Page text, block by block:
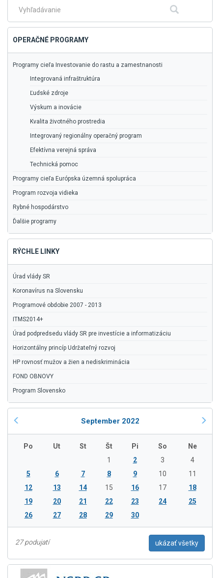
Fulltextové
Hľadať
OPERAČNÉ PROGRAMY
Programy cieľa Investovanie do rastu a zamestnanosti
Integrovaná infraštruktúra
Ľudské zdroje
Výskum a inovácie
Kvalita životného prostredia
Integrovaný regionálny operačný program
Efektívna verejná správa
Technická pomoc
Programy cieľa Európska územná spolupráca
Program rozvoja vidieka
Rybné hospodárstvo
Ďalšie programy
RÝCHLE LINKY
Úrad vlády SR
Koronavírus na Slovensku
Programové obdobie 2007 - 2013
ITMS2014+
Úrad podpredsedu vlády SR pre investície a informatizáciu
Horizontálny princíp Udržateľný rozvoj
HP rovnosť mužov a žien a nediskriminácia
FOND OBNOVY
Program Slovensko
September 2022
Po Ut St Št Pi So
Ne
1
2 3
4
5
6 7 8 9 10
11
12
13 14 15 16 17
18
19
20 21 22 23 24
25
26
27 28 29 30
27 podujatí ukázať všetky